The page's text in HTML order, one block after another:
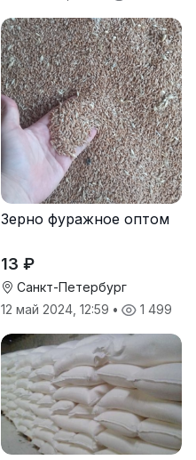
Зерно фуражное оптом
13 ₽
Санкт-Петербург
12 май 2024, 12:59 • 1 499